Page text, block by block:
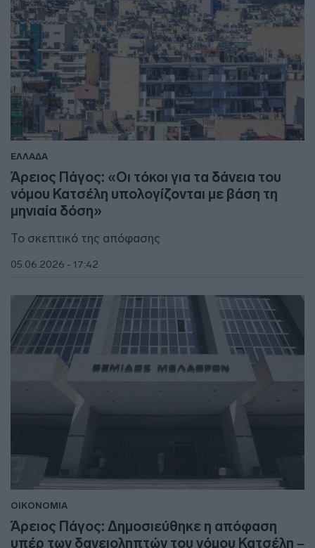
ΕΛΛΑΔΑ
Άρειος Πάγος: «Οι τόκοι για τα δάνεια του
νόμου Κατσέλη υπολογίζονται με βάση τη
μηνιαία δόση»
Το σκεπτικό της απόφασης
05.06.2026 - 17:42
ΟΙΚΟΝΟΜΙΑ
Άρειος Πάγος: Δημοσιεύθηκε η απόφαση
υπέρ των δανειοληπτών του νόμου Κατσέλη –